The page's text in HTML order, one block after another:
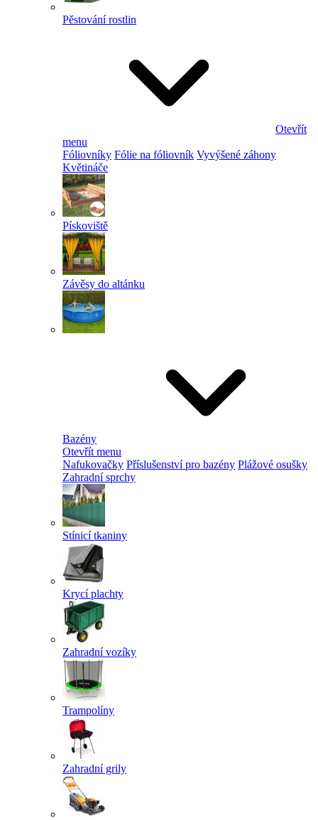
Pěstování rostlin
Otevřít
menu
Fóliovníky Fólie na fóliovník Vyvýšené záhony
Květináče
Pískoviště
Závěsy do altánku
Bazény
Otevřít menu
Nafukovačky Příslušenství pro bazény Plážové osušky
Zahradní sprchy
Stínicí tkaniny
Krycí plachty
Zahradní vozíky
Trampolíny
Zahradní grily